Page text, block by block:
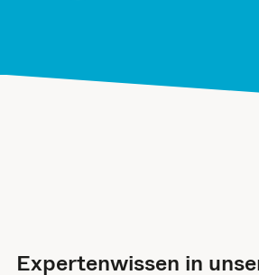
Expertenwissen in